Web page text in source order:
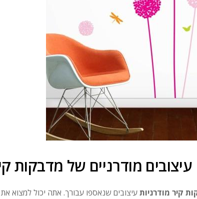
עיצובים מודרניים של מדבקות
קיר מודרניות